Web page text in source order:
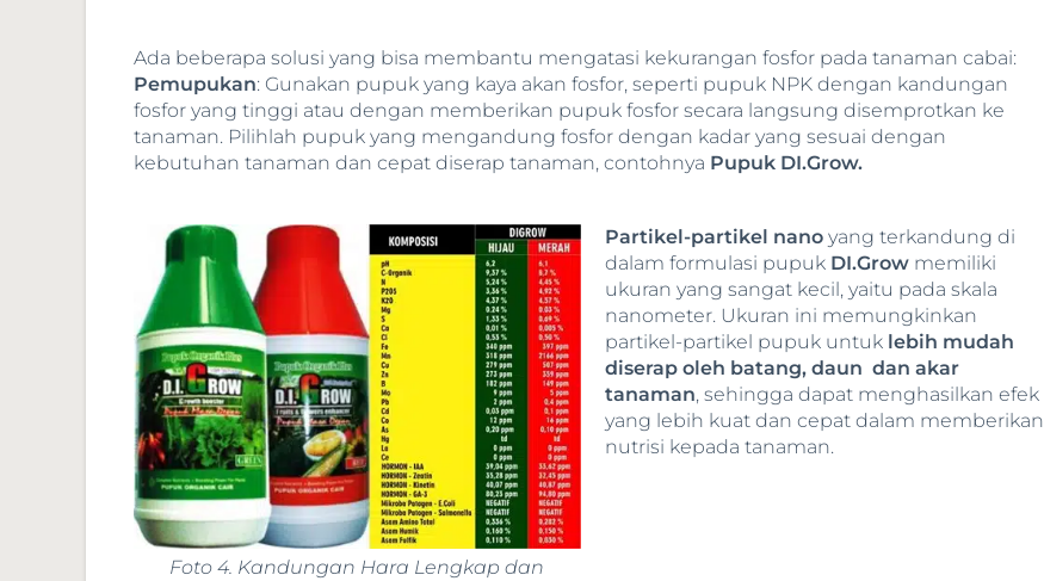
Ada beberapa solusi yang bisa membantu mengatasi kekurangan fosfor pada tanaman cabai:
Pemupukan: Gunakan pupuk yang kaya akan fosfor, seperti pupuk NPK dengan kandungan
fosfor yang tinggi atau dengan memberikan pupuk fosfor secara langsung disemprotkan ke
tanaman. Pilihlah pupuk yang mengandung fosfor dengan kadar yang sesuai dengan
kebutuhan tanaman dan cepat diserap tanaman, contohnya Pupuk DI.Grow.
Foto 4. Kandungan Hara Lengkap dan
Partikel-partikel nanoyang terkandung di
dalam formulasi pupuk DI.Growmemiliki
ukuran yang sangat kecil, yaitu pada skala
nanometer. Ukuran ini memungkinkan
partikel-partikel pupuk untuk lebih mudah
diserap oleh batang, daun dan akar
tanaman, sehingga dapat menghasilkan efek
yang lebih kuat dan cepat dalam memberikan
nutrisi kepada tanaman.